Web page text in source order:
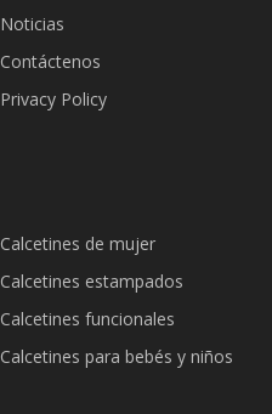
Noticias
Contáctenos
Privacy Policy
Calcetines de mujer
Calcetines estampados
Calcetines funcionales
Calcetines para bebés y niños